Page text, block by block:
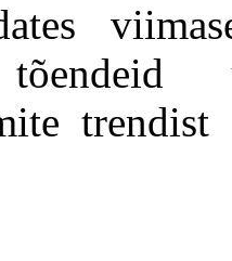
tõendeid